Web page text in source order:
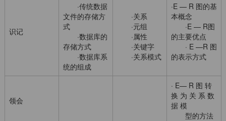
识记
·传统数据
文件的存储方
式
·数据库的
存储方式
·数据库系
统的组成
·关系
·元组
·属性
·关键字
·关系模式
·E — R 图的基
本概念
·E — R图
的主要优点
· E —R 图
的表示方式
领会
· E— R 图 转
换 为 关 系 数
据 模
型的方法